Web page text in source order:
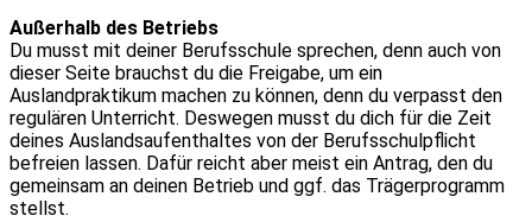
Außerhalb des Betriebs
Du musst mit deiner Berufsschule sprechen, denn auch von
dieser Seite brauchst du die Freigabe, um ein
Auslandpraktikum machen zu können, denn du verpasst den
regulären Unterricht. Deswegen musst du dich für die Zeit
deines Auslandsaufenthaltes von der Berufsschulpflicht
befreien lassen. Dafür reicht aber meist ein Antrag, den du
gemeinsam an deinen Betrieb und ggf. das Trägerprogramm
stellst.